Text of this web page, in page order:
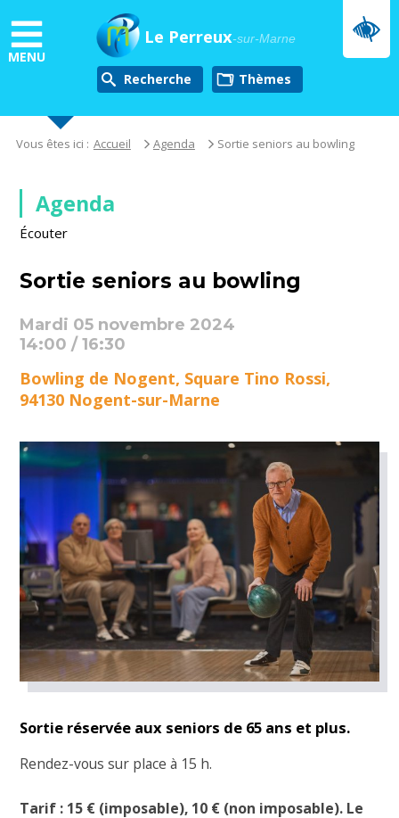
au
contenu
principal
MENU
Le Perreux-sur-Marne
Recherche thèmes
Vous êtes ici : Accueil Agenda Sortie seniors au bowling
Agenda
Écouter
Sortie seniors au bowling
Mardi 05 novembre 2024
14:00 / 16:30
Bowling de Nogent, Square Tino Rossi,
94130 Nogent-sur-Marne
Sortie réservée aux seniors de 65 ans et plus.
Rendez-vous sur place à 15 h.
Tarif : 15 € (imposable), 10 € (non imposable). Le